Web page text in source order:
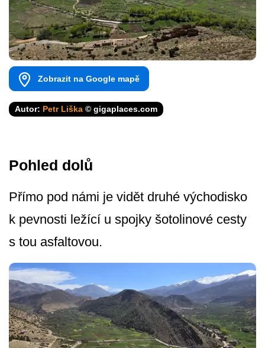
Zobrazit na Google mapě
Autor: Petr Liška © gigaplaces.com
Pohled dolů
Přímo pod námi je vidět druhé východisko
k pevnosti ležící u spojky šotolinové cesty
s tou asfaltovou.